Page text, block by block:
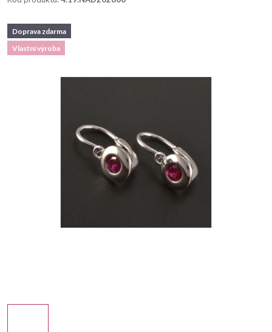
Doprava zdarma
Vlastní výroba